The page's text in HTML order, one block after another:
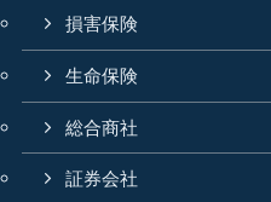
損害保険
生命保険
総合商社
証券会社